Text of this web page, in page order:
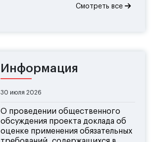
Смотреть все
Информация
30 июля 2026
О проведении общественного
обсуждения проекта доклада об
оценке применения обязательных